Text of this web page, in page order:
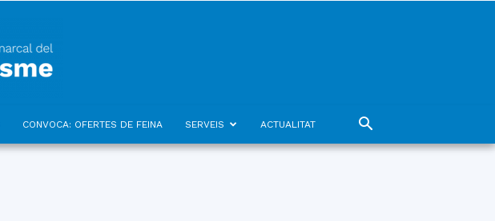
CONVOCA: OFERTES DE FEINA SERVEIS ACTUALITAT